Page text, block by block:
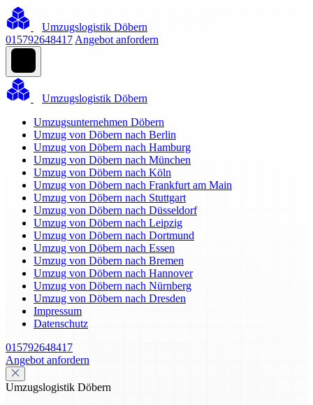
Umzugslogistik Döbern
015792648417 Angebot anfordern
Umzugslogistik Döbern
Umzugsunternehmen Döbern
Umzug von Döbern nach Berlin
Umzug von Döbern nach Hamburg
Umzug von Döbern nach München
Umzug von Döbern nach Köln
Umzug von Döbern nach Frankfurt am Main
Umzug von Döbern nach Stuttgart
Umzug von Döbern nach Düsseldorf
Umzug von Döbern nach Leipzig
Umzug von Döbern nach Dortmund
Umzug von Döbern nach Essen
Umzug von Döbern nach Bremen
Umzug von Döbern nach Hannover
Umzug von Döbern nach Nürnberg
Umzug von Döbern nach Dresden
Impressum
Datenschutz
015792648417
Angebot anfordern
Umzugslogistik Döbern